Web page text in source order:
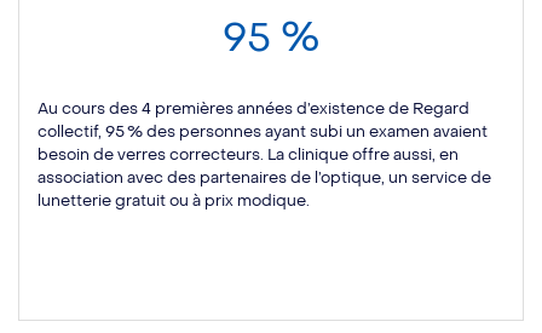
95 %
Au cours des 4 premières années d’existence de Regard
collectif, 95 % des personnes ayant subi un examen avaient
besoin de verres correcteurs. La clinique offre aussi, en
association avec des partenaires de l’optique, un service de
lunetterie gratuit ou à prix modique.